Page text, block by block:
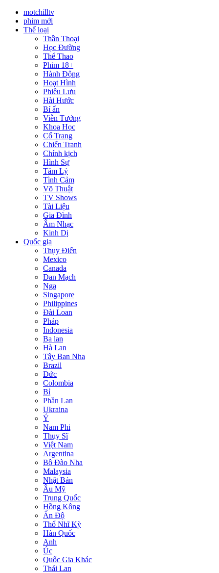
motchilltv
phim mới
Thể loại
Thần Thoại
Học Đường
Thể Thao
Phim 18+
Hành Động
Hoạt Hình
Phiêu Lưu
Hài Hước
Bí ẩn
Viễn Tưởng
Khoa Học
Cổ Trang
Chiến Tranh
Chính kịch
Hình Sự
Tâm Lý
Tình Cảm
Võ Thuật
TV Shows
Tài Liệu
Gia Đình
Âm Nhạc
Kinh Dị
Quốc gia
Thụy Điển
Mexico
Canada
Đan Mạch
Nga
Singapore
Philippines
Đài Loan
Pháp
Indonesia
Ba lan
Hà Lan
Tây Ban Nha
Brazil
Đức
Colombia
Bỉ
Phần Lan
Ukraina
Ý
Nam Phi
Thụy Sĩ
Việt Nam
Argentina
Bồ Đào Nha
Malaysia
Nhật Bản
Âu Mỹ
Trung Quốc
Hồng Kông
Ấn Độ
Thổ Nhĩ Kỳ
Hàn Quốc
Anh
Úc
Quốc Gia Khác
Thái Lan